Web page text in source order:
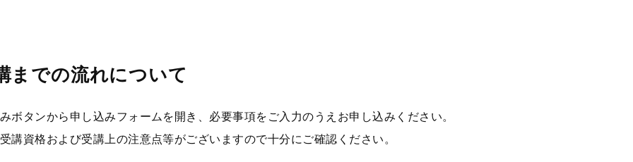
までの流れについて
タンから申し込みフォームを開き、必要事項をご入力のうえお申し込みください。
資格および受講上の注意点等がございますので十分にご確認ください。